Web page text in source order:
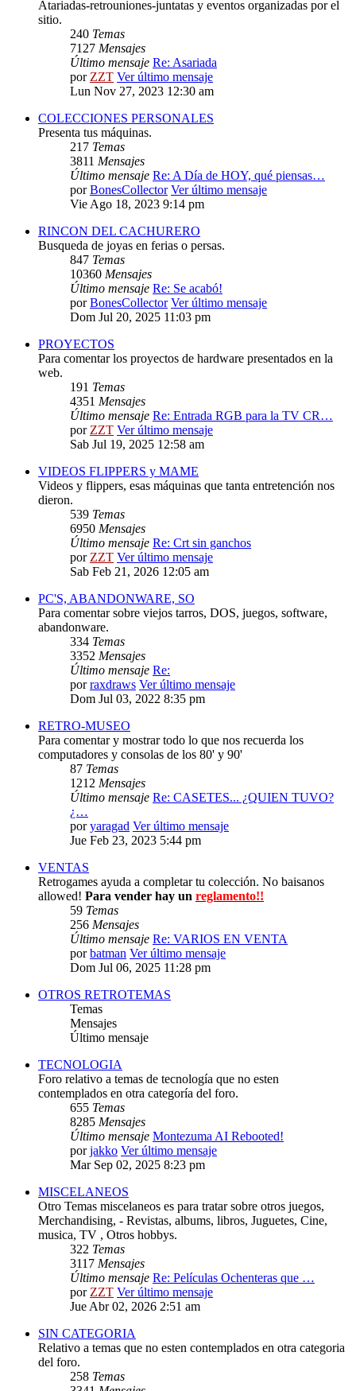
Atariadas-retrouniones-juntatas y eventos organizadas por el
sitio.
240 Temas
7127 Mensajes
Último mensaje Re: Asariada
porZZT Ver último mensaje
Lun Nov 27, 2023 12:30 am
COLECCIONES PERSONALES
Presenta tus máquinas.
217 Temas
3811 Mensajes
Último mensaje Re: A Día de HOY, qué piensas…
porBonesCollector Ver último mensaje
Vie Ago 18, 2023 9:14 pm
RINCON DEL CACHURERO
Busqueda de joyas en ferias o persas.
847 Temas
10360 Mensajes
Último mensaje Re: Se acabó!
porBonesCollector Ver último mensaje
Dom Jul 20, 2025 11:03 pm
PROYECTOS
Para comentar los proyectos de hardware presentados en la
web.
191 Temas
4351 Mensajes
Último mensaje Re: Entrada RGB para la TV CR…
porZZT Ver último mensaje
Sab Jul 19, 2025 12:58 am
VIDEOS FLIPPERS y MAME
Videos y flippers, esas máquinas que tanta entretención nos
dieron.
539 Temas
6950 Mensajes
Último mensaje Re: Crt sin ganchos
porZZT Ver último mensaje
Sab Feb 21, 2026 12:05 am
PC'S, ABANDONWARE, SO
Para comentar sobre viejos tarros, DOS, juegos, software,
abandonware.
334 Temas
3352 Mensajes
Último mensaje Re:
porraxdraws Ver último mensaje
Dom Jul 03, 2022 8:35 pm
RETRO-MUSEO
Para comentar y mostrar todo lo que nos recuerda los
computadores y consolas de los 80' y 90'
87 Temas
1212 Mensajes
Último mensaje Re: CASETES... ¿QUIEN TUVO?
¿…
poryaragad Ver último mensaje
Jue Feb 23, 2023 5:44 pm
VENTAS
Retrogames ayuda a completar tu colección. No baisanos
allowed! Para vender hay un reglamento!!
59 Temas
256 Mensajes
Último mensaje Re: VARIOS EN VENTA
porbatman Ver último mensaje
Dom Jul 06, 2025 11:28 pm
OTROS RETROTEMAS
Temas
Mensajes
Último mensaje
TECNOLOGIA
Foro relativo a temas de tecnología que no esten
contemplados en otra categoría del foro.
655 Temas
8285 Mensajes
Último mensaje Montezuma AI Rebooted!
porjakko Ver último mensaje
Mar Sep 02, 2025 8:23 pm
MISCELANEOS
Otro Temas miscelaneos es para tratar sobre otros juegos,
Merchandising, - Revistas, albums, libros, Juguetes, Cine,
musica, TV , Otros hobbys.
322 Temas
3117 Mensajes
Último mensaje Re: Películas Ochenteras que …
porZZT Ver último mensaje
Jue Abr 02, 2026 2:51 am
SIN CATEGORIA
Relativo a temas que no esten contemplados en otra categoria
del foro.
258 Temas